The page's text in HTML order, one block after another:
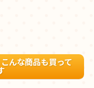
んな商品も買って